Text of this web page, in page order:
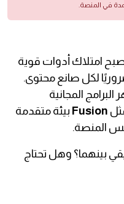
في المنصة.
امتلاك أدوات قوية
لكل صانع محتوى.
المجانية
Fusion بيئة متقدمة
المنصة.
بينهما؟ وهل تحتاج